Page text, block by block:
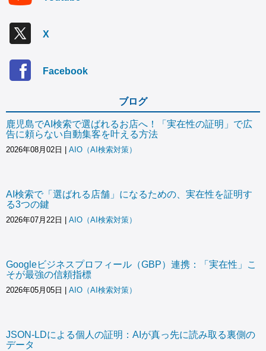
X
Facebook
ブログ
鹿児島でAI検索で選ばれるお店へ！「実在性の証明」で広
告に頼らない自動集客を叶える方法
2026年08月02日 AIO（AI検索対策）
AI検索で「選ばれる店舗」になるための、実在性を証明す
る3つの鍵
2026年07月22日 AIO（AI検索対策）
Googleビジネスプロフィール（GBP）連携：「実在性」こ
そが最強の信頼指標
2026年05月05日 AIO（AI検索対策）
JSON-LDによる個人の証明：AIが真っ先に読み取る裏側の
データ